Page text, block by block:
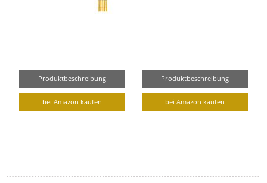
Produktbeschreibung
bei Amazon kaufen
Produktbeschreibung
bei Amazon kaufen